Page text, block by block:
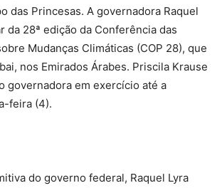
das Princesas. A governadora Raquel
da 28ª edição da Conferência das
Mudanças Climáticas (COP 28), que
nos Emirados Árabes. Priscila Krause
governadora em exercício até a
feira (4).
do governo federal, Raquel Lyra